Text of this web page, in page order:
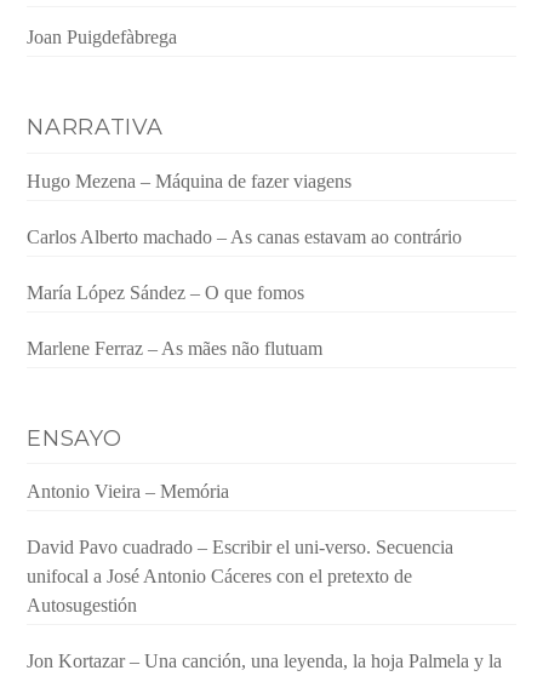
Joan Puigdefàbrega
NARRATIVA
Hugo Mezena – Máquina de fazer viagens
Carlos Alberto machado – As canas estavam ao contrário
María López Sández – O que fomos
Marlene Ferraz – As mães não flutuam
ENSAYO
Antonio Vieira – Memória
David Pavo cuadrado – Escribir el uni-verso. Secuencia
unifocal a José Antonio Cáceres con el pretexto de
Autosugestión
Jon Kortazar – Una canción, una leyenda, la hoja Palmela y la